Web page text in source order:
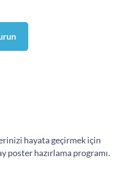
hayata geçirmek için
poster hazırlama programı.